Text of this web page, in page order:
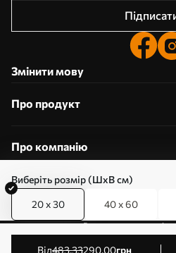
Виберіть розмір (ШхВ см)
20 x 30 40 x 60
від483.33290.00грн
Змінити мову
Про продукт
Про компанію
Редагування дозволів
© 2011-2026 Art-holst. Усі